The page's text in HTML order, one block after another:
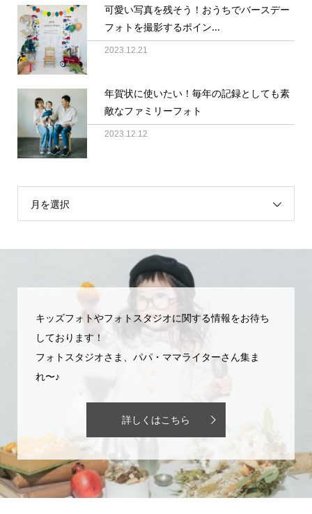
可愛い写真を残そう！おうちでバースデー
フォトを撮影するポイン...
2023.12.21
年賀状に使いたい！毎年の記録としても素
敵なファミリーフォト
2023.12.12
月を選択
キッズフォトやフォトスタジオに関する情報をお待ち
しております！
フォトスタジオさま、パパ・ママライターさん集ま
れ〜♪
詳しくはこちら